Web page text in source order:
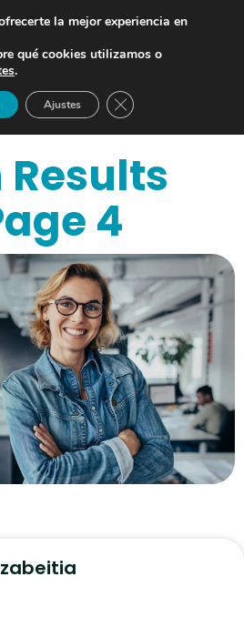
4
la mejor experiencia en
qué cookies utilizamos o
.
Ajustes Cerrar el banner de